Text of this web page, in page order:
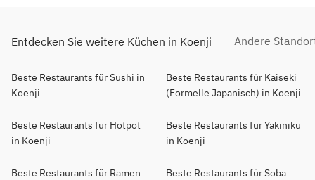
Entdecken Sie weitere Küchen in Koenji Andere
Beste Restaurants für Sushi in
Koenji
Beste Restaurants für Kaiseki
(Formelle Japanisch) in Koenji
Beste Restaurants für Hotpot
in Koenji
Beste Restaurants für Yakiniku
in Koenji
Beste Restaurants für Ramen
Beste Restaurants für Soba